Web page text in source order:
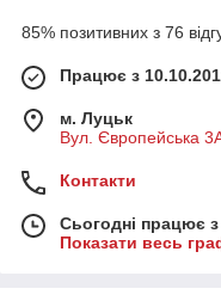
85% позитивних з 76
Працює з
м. Луцьк
Вул. Європейська
Контакти
Сьогодні працює
Показати весь